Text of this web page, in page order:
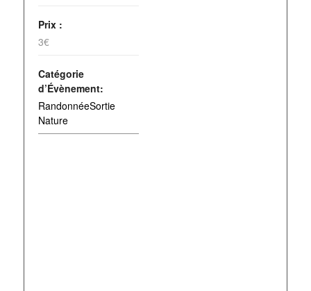
Prix :
3€
Catégorie
d’Évènement:
RandonnéeSortie
Nature